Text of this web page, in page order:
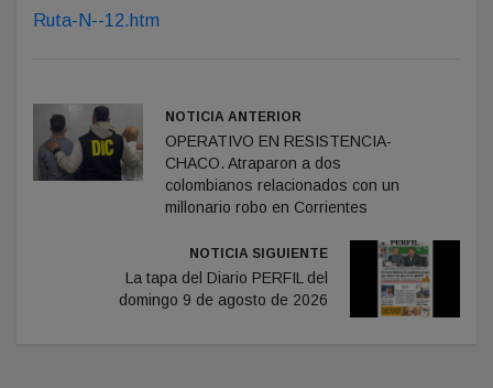
Ruta-N--12.htm
NOTICIA ANTERIOR
OPERATIVO EN RESISTENCIA-
CHACO. Atraparon a dos
colombianos relacionados con un
millonario robo en Corrientes
NOTICIA SIGUIENTE
La tapa del Diario PERFIL del
domingo 9 de agosto de 2026